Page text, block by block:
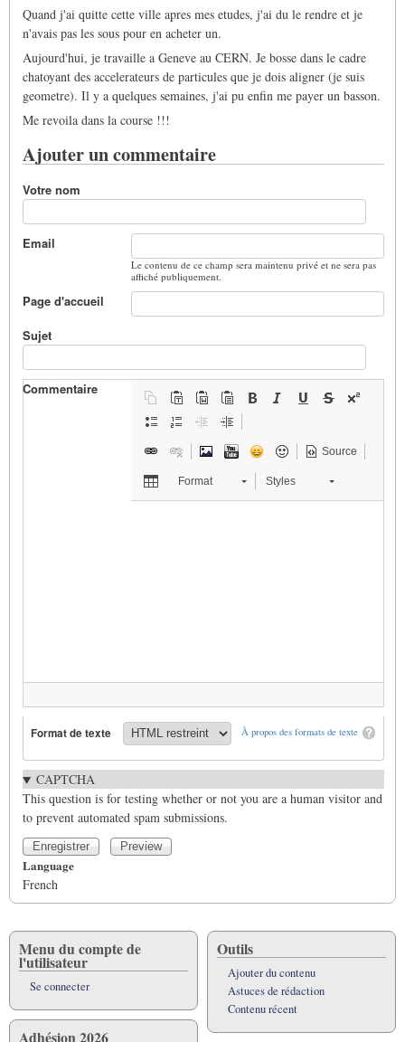
Quand j'ai quitte cette ville apres mes etudes, j'ai du le rendre et je
n'avais pas les sous pour en acheter un.
Aujourd'hui, je travaille a Geneve au CERN. Je bosse dans le cadre
chatoyant des accelerateurs de particules que je dois aligner (je suis
geometre). Il y a quelques semaines, j'ai pu enfin me payer un basson.
Me revoila dans la course !!!
Ajouter un commentaire
Votre nom
Email
Le contenu de ce champ sera maintenu privé et ne sera pas
affiché publiquement.
Page d'accueil
Sujet
Commentaire
Source
Format Styles
À propos des formats de texte
Format de texte
CAPTCHA
This question is for testing whether or not you are a human visitor and
to prevent automated spam submissions.
Language
French
Menu du compte de
l'utilisateur
Se connecter
Adhésion 2026
Outils
Ajouter du contenu
Astuces de rédaction
Contenu récent